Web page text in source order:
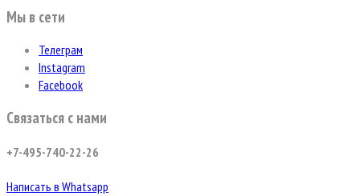
Мы в сети
Телеграм
Instagram
Facebook
Связаться с нами
+7-495-740-22-26
Написать в Whatsapp